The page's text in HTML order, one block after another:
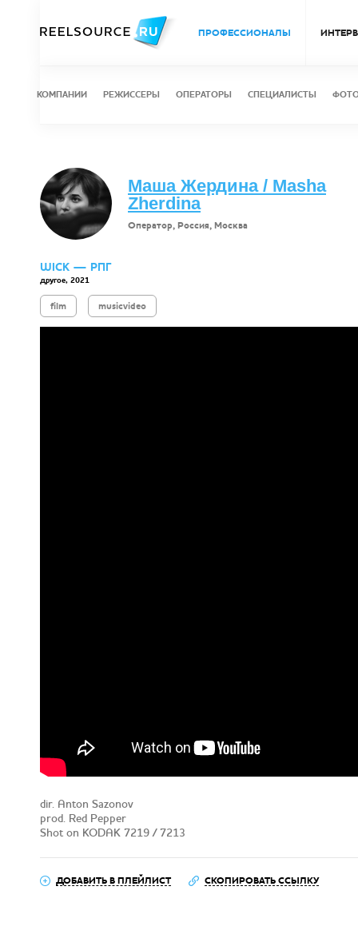
ПРОФЕССИОНАЛЫ
КОМПАНИИ РЕЖИССЕРЫ ОПЕРАТОРЫ СПЕЦИАЛИСТЫ
Маша Жердина / Masha
Zherdina
Оператор, Россия, Москва
WICK — РПГ
другое, 2021
film musicvideo
dir. Anton Sazonov
prod. Red Pepper
Shot on KODAK 7219 / 7213
ДОБАВИТЬ В ПЛЕЙЛИСТ СКОПИРОВАТЬ ССЫЛКУ